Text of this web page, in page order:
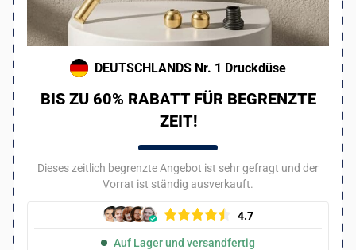
DEUTSCHLANDS Nr. 1 Druckdüse
BIS ZU 60% RABATT FÜR BEGRENZTE
ZEIT!
Dieses zeitlich begrenzte Angebot ist sehr gefragt und der
Vorrat ist ständig ausverkauft.
4.7
Auf Lager und versandfertig